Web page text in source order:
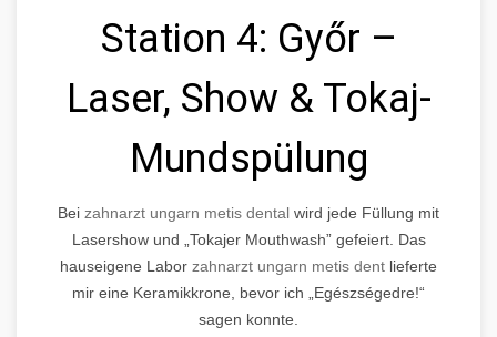
Station 4: Győr –
Laser, Show & Tokaj-
Mundspülung
Bei zahnarzt ungarn metis dental wird jede Füllung mit
Lasershow und
Tokajer Mouthwash gefeiert. Das
hauseigene Labor zahnarzt ungarn metis dent lieferte
mir eine Keramikkrone, bevor ich „Egészségedre!“
sagen konnte.